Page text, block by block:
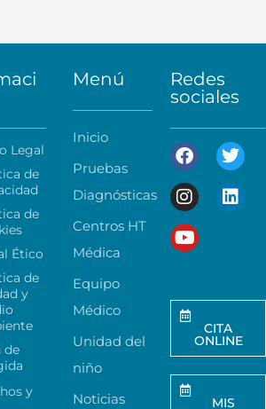
Legal
de
de
Ético
de
y
de
y
Menú
Inicio
Pruebas
Diagnósticas
Centros HT
Médica
Equipo
Médico
Unidad del
niño
Noticias
Redes
sociales
CITA
ONLINE
MIS